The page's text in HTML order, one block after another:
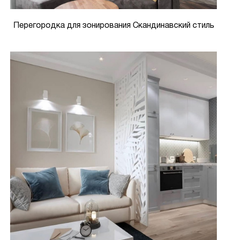
Перегородка для зонирования Скандинавский стиль